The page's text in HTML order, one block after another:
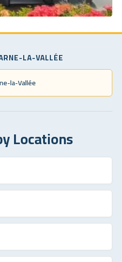
LA-VALLÉE
la-Vallée
Locations